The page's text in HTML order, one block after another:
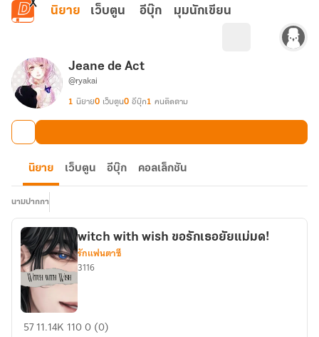
ข้ามไปยังเนื้อหาหลัก
นิยาย เว็บตูน อีบุ๊ก มุมนักเขียน
Jeane de Act
@ryakai
1 นิยาย0 เว็บตูน0 อีบุ๊ก1 คนติดตาม
นิยาย เว็บตูน อีบุ๊ก คอลเล็กชัน
นามปากกา
witch
witch with wish ขอรักเธอยัยแม่มด!
รักแฟนตาซี
3116
5711.14K 1100 (0)